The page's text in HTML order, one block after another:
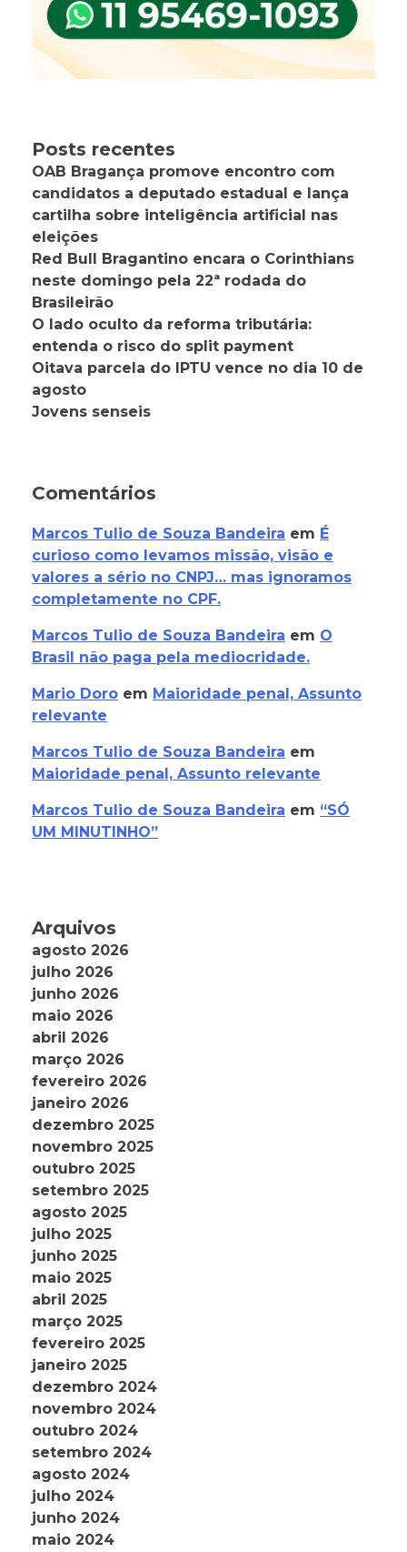
Posts recentes
OAB Bragança promove encontro com
candidatos a deputado estadual e lança
cartilha sobre inteligência artificial nas
eleições
Red Bull Bragantino encara o Corinthians
neste domingo pela 22ª rodada do
Brasileirão
O lado oculto da reforma tributária:
entenda o risco do split payment
Oitava parcela do IPTU vence no dia 10 de
agosto
Jovens senseis
Comentários
Marcos Tulio de Souza Bandeira em É
curioso como levamos missão, visão e
valores a sério no CNPJ… mas ignoramos
completamente no CPF.
Marcos Tulio de Souza Bandeira em O
Brasil não paga pela mediocridade.
Mario Doro em Maioridade penal, Assunto
relevante
Marcos Tulio de Souza Bandeira em
Maioridade penal, Assunto relevante
Marcos Tulio de Souza Bandeira em “SÓ
UM MINUTINHO”
Arquivos
agosto 2026
julho 2026
junho 2026
maio 2026
abril 2026
março 2026
fevereiro 2026
janeiro 2026
dezembro 2025
novembro 2025
outubro 2025
setembro 2025
agosto 2025
julho 2025
junho 2025
maio 2025
abril 2025
março 2025
fevereiro 2025
janeiro 2025
dezembro 2024
novembro 2024
outubro 2024
setembro 2024
agosto 2024
julho 2024
junho 2024
maio 2024